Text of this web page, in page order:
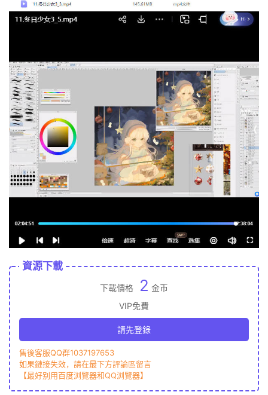
資源下載
下載價格 2 金币
VIP免費
請先登錄
售後客服QQ群1037197653
如果鏈接失效，請在最下方評論區留言
【最好别用百度浏覽器和QQ浏覽器】